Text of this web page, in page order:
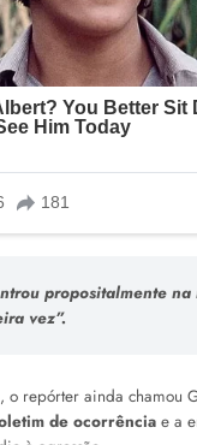
propositalmente na
vez”.
o repórter ainda chamou
de ocorrência e a